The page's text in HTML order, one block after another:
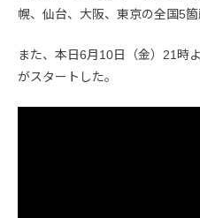
幌、仙台、大阪、東京の全国5
また、本日6月10日（金）21時
がスタートした。